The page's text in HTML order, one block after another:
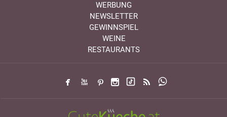
WERBUNG
NEWSLETTER
GEWINNSPIEL
WEINE
RESTAURANTS